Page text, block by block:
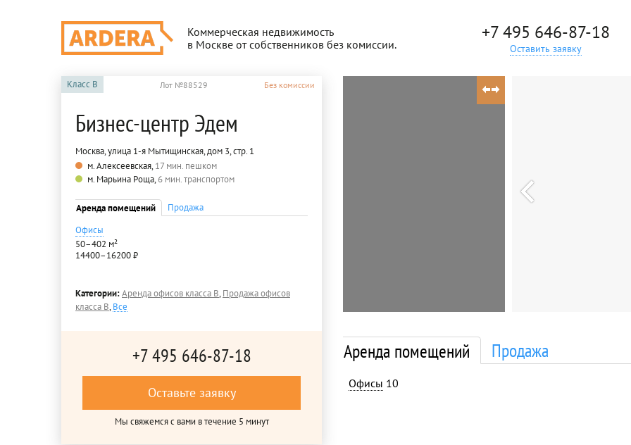
Коммерческая недвижимость
в Москве от собственников без комиссии.
+7 495 646-87-18
Оставить заявку
Класс B Лот №88529 Без комиссии
Бизнес-центр Эдем
Москва, улица 1-я Мытищинская, дом 3, стр. 1
м. Алексеевская,17 мин. пешком
м. Марьина Роща,6 мин. транспортом
Аренда помещений
Продажа
Офисы
50–402 м²
14400–16200 ₽
Категории:Аренда офисов класса B,Продажа офисов
класса B,Все
+7 495 646-87-18
Оставьте заявку
Мы свяжемся с вами в течение 5 минут
Аренда помещений Продажа
Офисы 10